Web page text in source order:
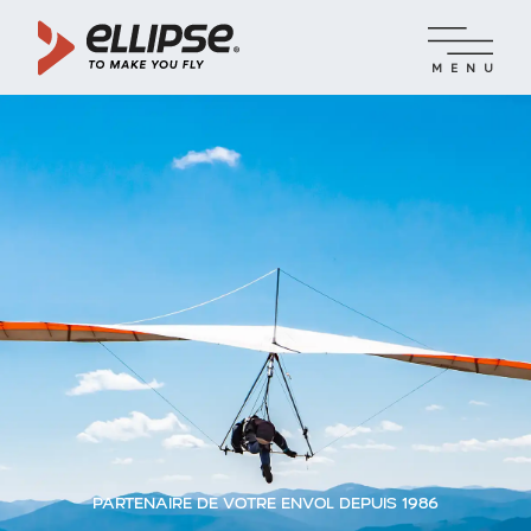
MENU
PARTENAIRE DE VOTRE ENVOL DEPUIS 1986